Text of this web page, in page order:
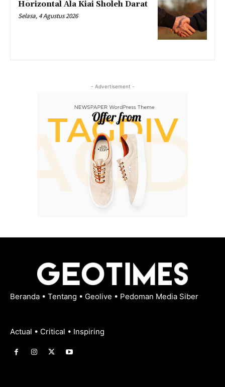
Horizontal Ala Kiai Sholeh Darat
Selasa, 4 Agustus 2026
- Advertisement -
Beranda • Tentang • Geolive • Pedoman Media Siber
Actual • Critical • Inspiring